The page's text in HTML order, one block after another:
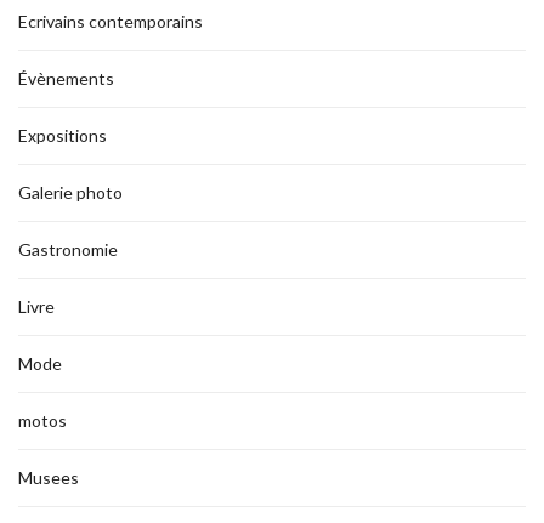
Ecrivains contemporains
Évènements
Expositions
Galerie photo
Gastronomie
Livre
Mode
motos
Musees